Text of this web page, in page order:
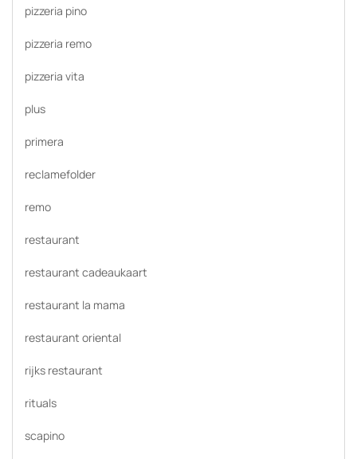
pizzeria pino
pizzeria remo
pizzeria vita
plus
primera
reclamefolder
remo
restaurant
restaurant cadeaukaart
restaurant la mama
restaurant oriental
rijks restaurant
rituals
scapino